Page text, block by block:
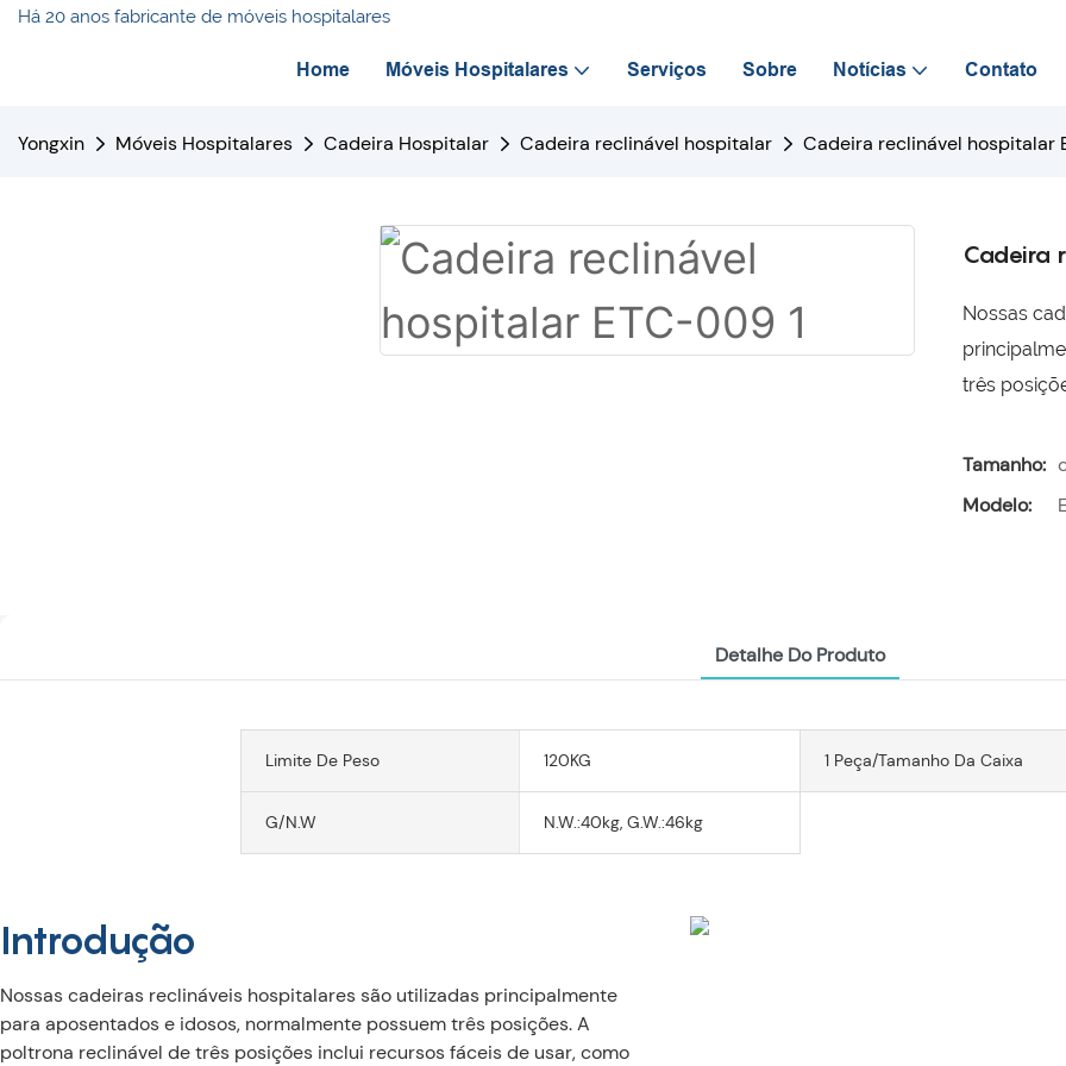
Há 20 anos fabricante de móveis hospitalares
Home Móveis Hospitalares Serviços Sobre Notícias Contato
Yongxin Móveis Hospitalares Cadeira Hospitalar Cadeira reclinável hospitalar Cadeira reclinável hospitalar
Cadeira
Nossas
três
Tamanho:
Modelo:
Detalhe Do Produto
Limite De Peso 120KG 1 Peça/tamanho Da Caixa
G/N.W N.W.:40kg, G.W.:46kg
Introdução
Nossas cadeiras reclináveis ​​hospitalares são utilizadas principalmente
para aposentados e idosos, normalmente possuem três posições. A
poltrona reclinável de três posições inclui recursos fáceis de usar, como